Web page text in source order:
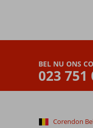
BEL NU ONS
023 751
Corendon